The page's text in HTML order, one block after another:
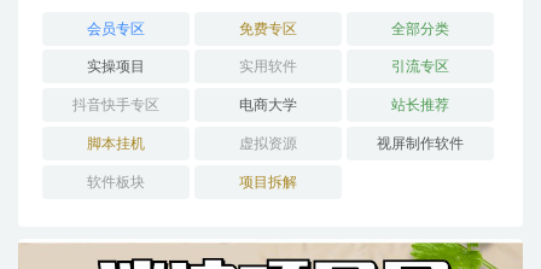
会员专区 免费专区 全部分类
实操项目 实用软件 引流专区
抖音快手专区 电商大学 站长推荐
脚本挂机 虚拟资源 视屏制作软件
软件板块 项目拆解